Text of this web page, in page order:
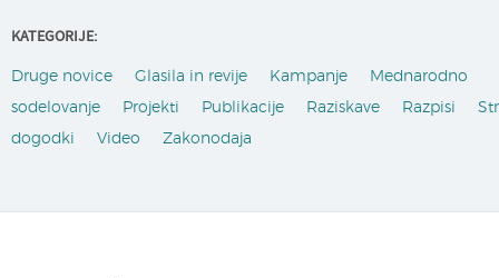
KATEGORIJE:
Druge novice Glasila in revije Kampanje
Mednarodno
sodelovanje
Projekti Publikacije Raziskave Razpisi
dogodki
Video Zakonodaja